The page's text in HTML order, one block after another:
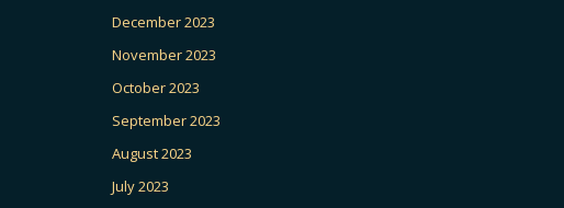
December 2023
November 2023
October 2023
September 2023
August 2023
July 2023